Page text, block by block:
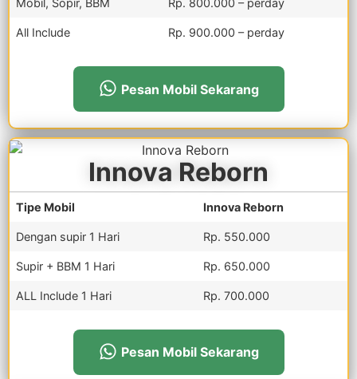
Mobil, Sopir, BBM Rp. 800.000 – perday
All Include Rp. 900.000 – perday
Pesan Mobil Sekarang
Innova Reborn
Tipe Mobil Innova Reborn
Dengan supir 1 Hari Rp. 550.000
Supir + BBM 1 Hari Rp. 650.000
ALL Include 1 Hari Rp. 700.000
Pesan Mobil Sekarang